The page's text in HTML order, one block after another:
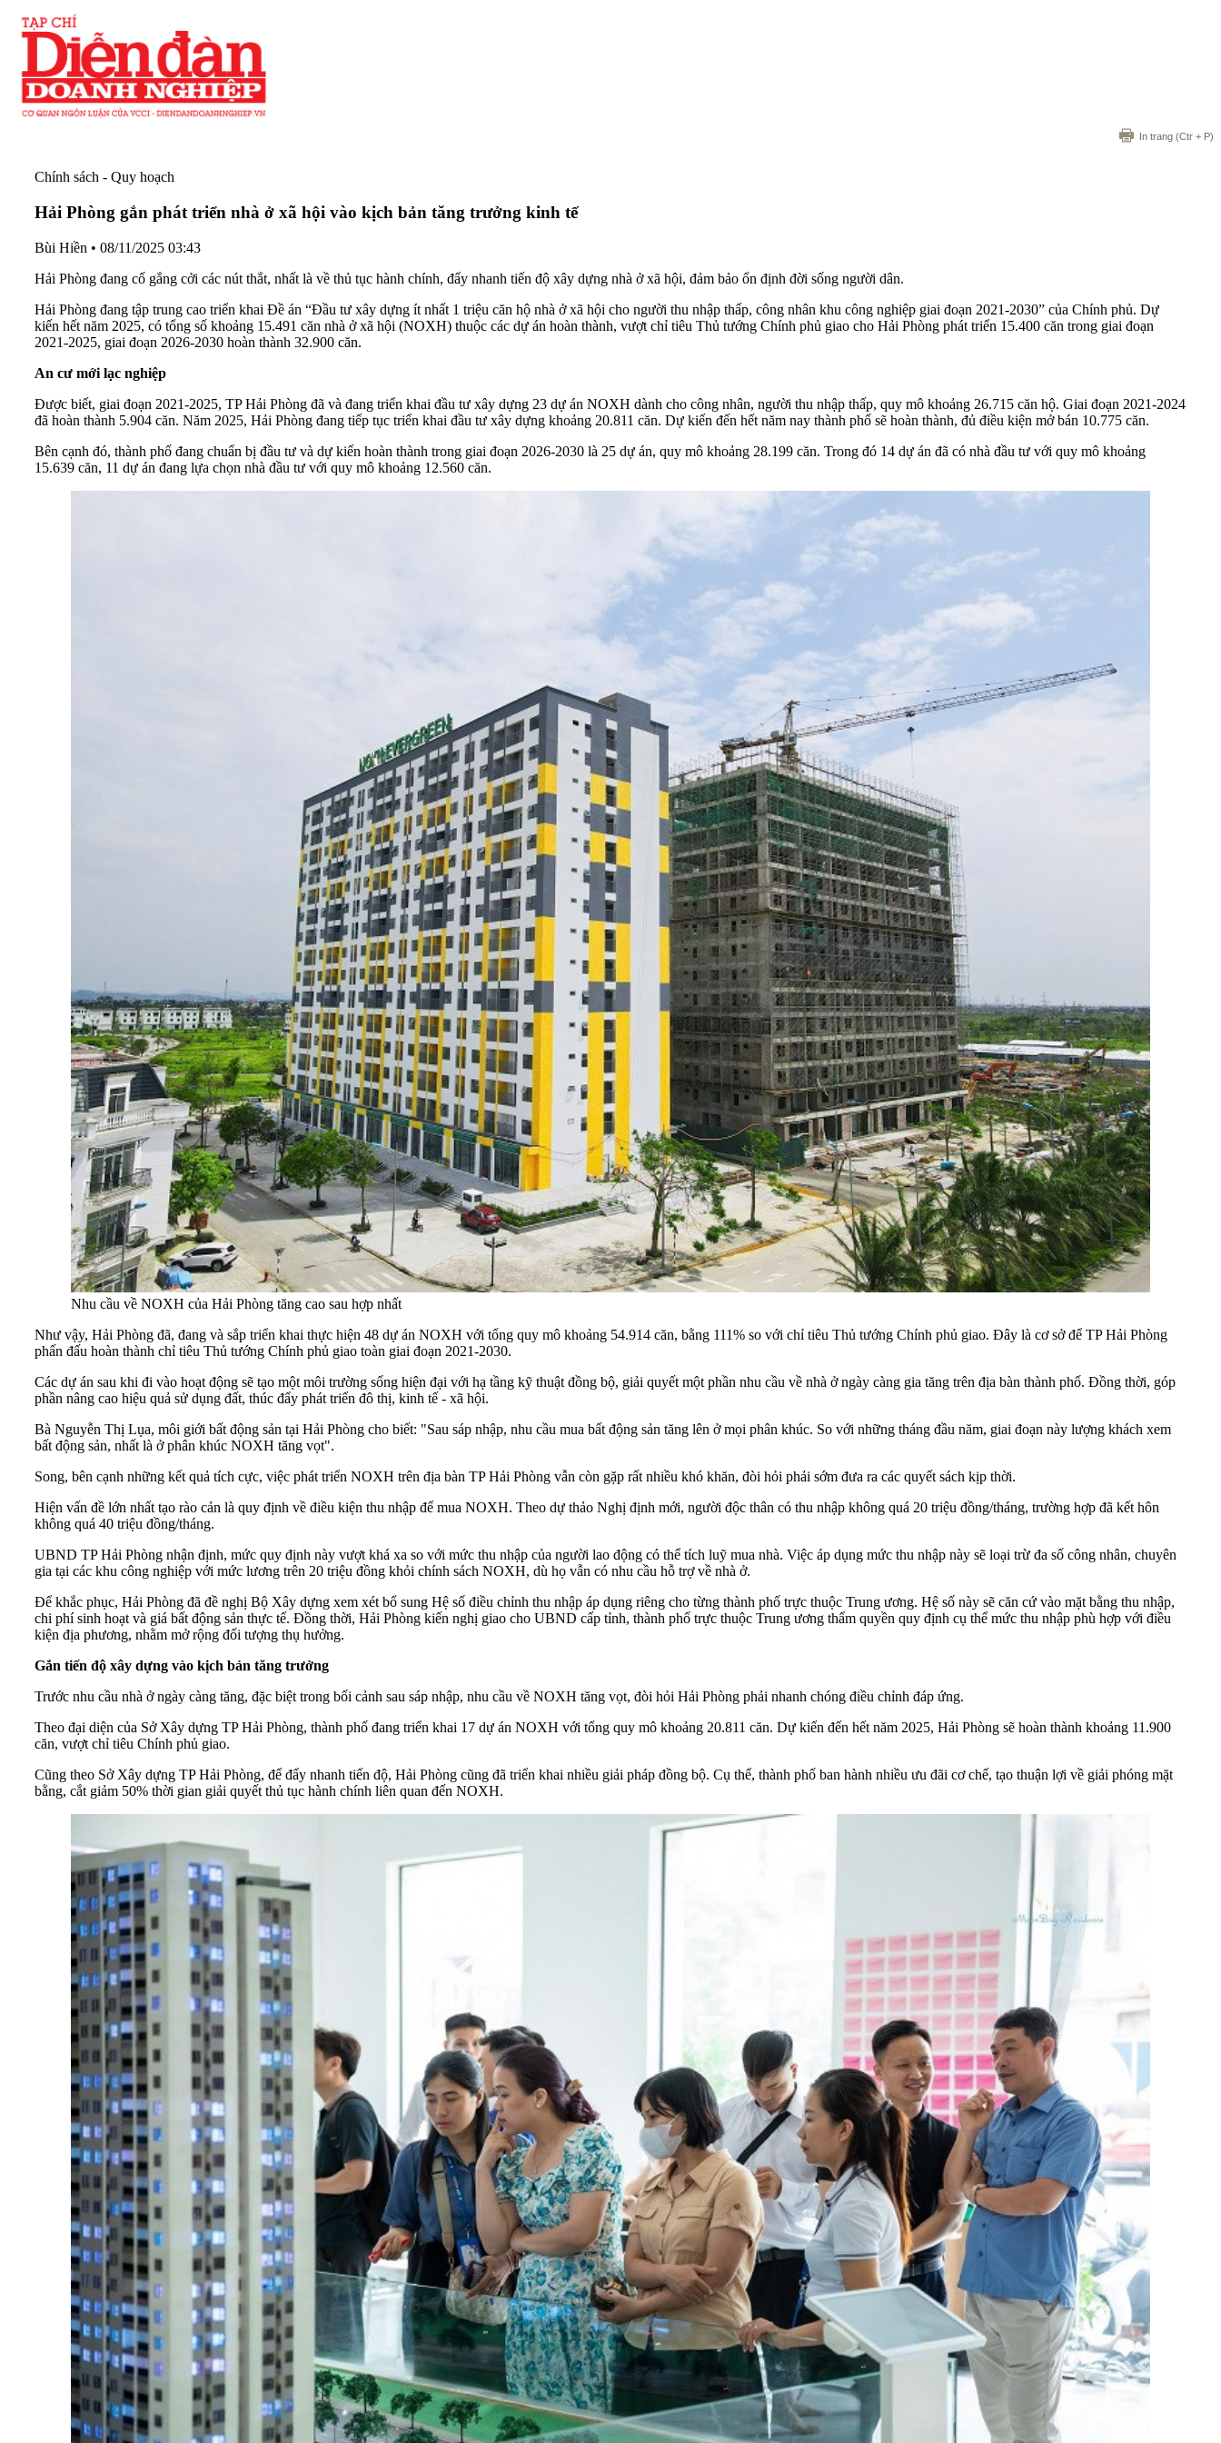
In trang (Ctr + P)
Chính sách - Quy hoạch
Hải Phòng gắn phát triển nhà ở xã hội vào kịch bản tăng trưởng kinh tế
Bùi Hiền • 08/11/2025 03:43
Hải Phòng đang cố gắng cởi các nút thắt, nhất là về thủ tục hành chính, đẩy nhanh tiến độ xây dựng nhà ở xã hội, đảm bảo ổn định đời sống người dân.
Hải Phòng đang tập trung cao triển khai Đề án “Đầu tư xây dựng ít nhất 1 triệu căn hộ nhà ở xã hội cho người thu nhập thấp, công nhân khu công nghiệp giai đoạn 2021-2030” của Chính phủ. Dự
kiến hết năm 2025, có tổng số khoảng 15.491 căn nhà ở xã hội (NOXH) thuộc các dự án hoàn thành, vượt chỉ tiêu Thủ tướng Chính phủ giao cho Hải Phòng phát triển 15.400 căn trong giai đoạn
2021-2025, giai đoạn 2026-2030 hoàn thành 32.900 căn.
An cư mới lạc nghiệp
Được biết, giai đoạn 2021-2025, TP Hải Phòng đã và đang triển khai đầu tư xây dựng 23 dự án NOXH dành cho công nhân, người thu nhập thấp, quy mô khoảng 26.715 căn hộ. Giai đoạn 2021-2024
đã hoàn thành 5.904 căn. Năm 2025, Hải Phòng đang tiếp tục triển khai đầu tư xây dựng khoảng 20.811 căn. Dự kiến đến hết năm nay thành phố sẽ hoàn thành, đủ điều kiện mở bán 10.775 căn.
Bên cạnh đó, thành phố đang chuẩn bị đầu tư và dự kiến hoàn thành trong giai đoạn 2026-2030 là 25 dự án, quy mô khoảng 28.199 căn. Trong đó 14 dự án đã có nhà đầu tư với quy mô khoảng
15.639 căn, 11 dự án đang lựa chọn nhà đầu tư với quy mô khoảng 12.560 căn.
Nhu cầu về NOXH của Hải Phòng tăng cao sau hợp nhất
Như vậy, Hải Phòng đã, đang và sắp triển khai thực hiện 48 dự án NOXH với tổng quy mô khoảng 54.914 căn, bằng 111% so với chỉ tiêu Thủ tướng Chính phủ giao. Đây là cơ sở để TP Hải Phòng
phấn đấu hoàn thành chỉ tiêu Thủ tướng Chính phủ giao toàn giai đoạn 2021-2030.
Các dự án sau khi đi vào hoạt động sẽ tạo một môi trường sống hiện đại với hạ tầng kỹ thuật đồng bộ, giải quyết một phần nhu cầu về nhà ở ngày càng gia tăng trên địa bàn thành phố. Đồng thời, góp
phần nâng cao hiệu quả sử dụng đất, thúc đẩy phát triển đô thị, kinh tế - xã hội.
Bà Nguyễn Thị Lụa, môi giới bất động sản tại Hải Phòng cho biết: "Sau sáp nhập, nhu cầu mua bất động sản tăng lên ở mọi phân khúc. So với những tháng đầu năm, giai đoạn này lượng khách xem
bất động sản, nhất là ở phân khúc NOXH tăng vọt".
Song, bên cạnh những kết quả tích cực, việc phát triển NOXH trên địa bàn TP Hải Phòng vẫn còn gặp rất nhiều khó khăn, đòi hỏi phải sớm đưa ra các quyết sách kịp thời.
Hiện vấn đề lớn nhất tạo rào cản là quy định về điều kiện thu nhập để mua NOXH. Theo dự thảo Nghị định mới, người độc thân có thu nhập không quá 20 triệu đồng/tháng, trường hợp đã kết hôn
không quá 40 triệu đồng/tháng.
UBND TP Hải Phòng nhận định, mức quy định này vượt khá xa so với mức thu nhập của người lao động có thể tích luỹ mua nhà. Việc áp dụng mức thu nhập này sẽ loại trừ đa số công nhân, chuyên
gia tại các khu công nghiệp với mức lương trên 20 triệu đồng khỏi chính sách NOXH, dù họ vẫn có nhu cầu hỗ trợ về nhà ở.
Để khắc phục, Hải Phòng đã đề nghị Bộ Xây dựng xem xét bổ sung Hệ số điều chỉnh thu nhập áp dụng riêng cho từng thành phố trực thuộc Trung ương. Hệ số này sẽ căn cứ vào mặt bằng thu nhập,
chi phí sinh hoạt và giá bất động sản thực tế. Đồng thời, Hải Phòng kiến nghị giao cho UBND cấp tỉnh, thành phố trực thuộc Trung ương thẩm quyền quy định cụ thể mức thu nhập phù hợp với điều
kiện địa phương, nhằm mở rộng đối tượng thụ hưởng.
Gắn tiến độ xây dựng vào kịch bản tăng trưởng
Trước nhu cầu nhà ở ngày càng tăng, đặc biệt trong bối cảnh sau sáp nhập, nhu cầu về NOXH tăng vọt, đòi hỏi Hải Phòng phải nhanh chóng điều chỉnh đáp ứng.
Theo đại diện của Sở Xây dựng TP Hải Phòng, thành phố đang triển khai 17 dự án NOXH với tổng quy mô khoảng 20.811 căn. Dự kiến đến hết năm 2025, Hải Phòng sẽ hoàn thành khoảng 11.900
căn, vượt chỉ tiêu Chính phủ giao.
Cũng theo Sở Xây dựng TP Hải Phòng, để đẩy nhanh tiến độ, Hải Phòng cũng đã triển khai nhiều giải pháp đồng bộ. Cụ thể, thành phố ban hành nhiều ưu đãi cơ chế, tạo thuận lợi về giải phóng mặt
bằng, cắt giảm 50% thời gian giải quyết thủ tục hành chính liên quan đến NOXH.